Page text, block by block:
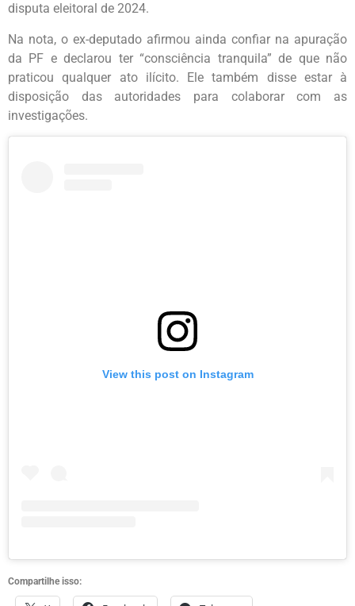
disputa eleitoral de 2024.
Na nota, o ex-deputado afirmou ainda confiar na apuração
da PF e declarou ter “consciência tranquila” de que não
praticou qualquer ato ilícito. Ele também disse estar à
disposição das autoridades para colaborar com as
investigações.
View this post on Instagram
Compartilhe isso: